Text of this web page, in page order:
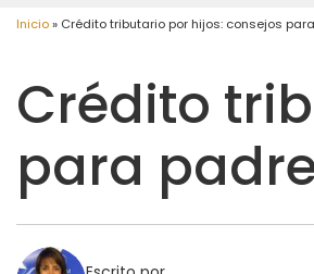
Inicio» Crédito tributario por hijos: consejos
Crédito
para